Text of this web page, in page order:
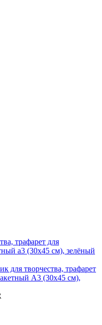
трафарет для
а3 (30х45 см), зелёный